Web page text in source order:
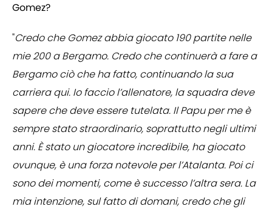
Gomez?
"Credo che Gomez abbia giocato 190 partite nelle
mie 200 a Bergamo. Credo che continuerà a fare a
Bergamo ciò che ha fatto, continuando la sua
carriera qui. Io faccio l’allenatore, la squadra deve
sapere che deve essere tutelata. Il Papu per me è
sempre stato straordinario, soprattutto negli ultimi
anni. È stato un giocatore incredibile, ha giocato
ovunque, è una forza notevole per l’Atalanta. Poi ci
sono dei momenti, come è successo l’altra sera. La
mia intenzione, sul fatto di domani, credo che gli